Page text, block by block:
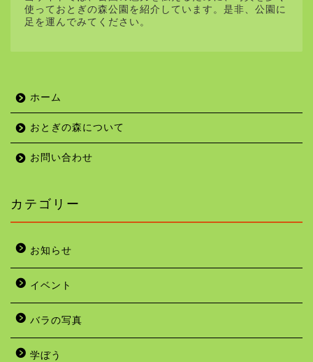
使っておとぎの森公園を紹介しています。是非、公園に
足を運んでみてください。
ホーム
おとぎの森について
お問い合わせ
カテゴリー
お知らせ
イベント
バラの写真
学ぼう